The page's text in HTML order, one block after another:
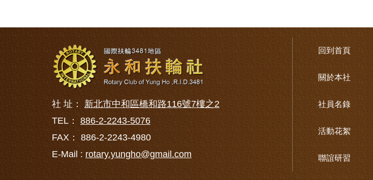
社 址： 新北市中和區橋和路116號7樓之2
TEL： 886-2-2243-5076
FAX： 886-2-2243-4980
E-Mail : rotary.yungho@gmail.com
回到首頁
關於本社
社員名錄
活動花絮
聯誼研習